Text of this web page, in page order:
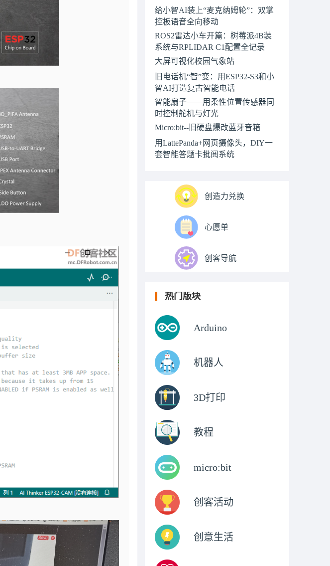
给小智AI装上“麦克纳姆轮”：双掌
控板语音全向移动
ROS2雷达小车开篇：树莓派4B装
系统与RPLIDAR C1配置全记录
大屏可视化校园气象站
旧电话机“智”变：用ESP32-S3和小
智AI打造复古智能电话
智能扇子——用柔性位置传感器同
时控制舵机与灯光
Micro:bit--旧硬盘爆改蓝牙音箱
用LattePanda+网页摄像头，DIY一
套智能答题卡批阅系统
创造力兑换
心愿单
创客导航
热门版块
Arduino
机器人
3D打印
教程
micro:bit
创客活动
创意生活